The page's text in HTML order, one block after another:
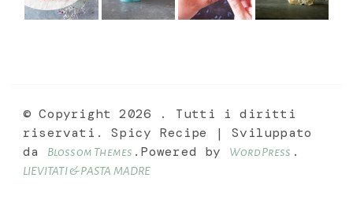
© Copyright 2026
. Tutti i diritti
riservati.
Spicy Recipe | Sviluppato
da
Blossom Themes .Powered by WordPress .
LIEVITATI & PASTA MADRE